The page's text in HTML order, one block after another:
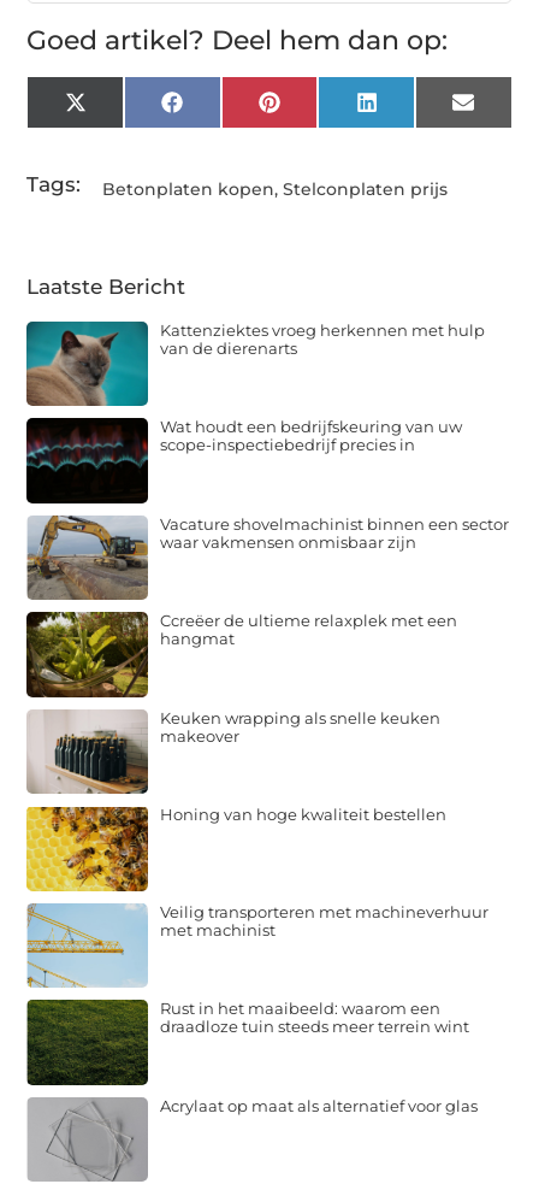
Goed artikel? Deel hem dan op:
X
(Twitter)
FacebookPinterestLinkedInEmail
Tags: Betonplaten kopen,Stelconplaten prijs
Laatste Bericht
Kattenziektes vroeg herkennen met hulp
van de dierenarts
Wat houdt een bedrijfskeuring van uw
scope-inspectiebedrijf precies in
Vacature shovelmachinist binnen een sector
waar vakmensen onmisbaar zijn
Ccreëer de ultieme relaxplek met een
hangmat
Keuken wrapping als snelle keuken
makeover
Honing van hoge kwaliteit bestellen
Veilig transporteren met machineverhuur
met machinist
Rust in het maaibeeld: waarom een
draadloze tuin steeds meer terrein wint
Acrylaat op maat als alternatief voor glas